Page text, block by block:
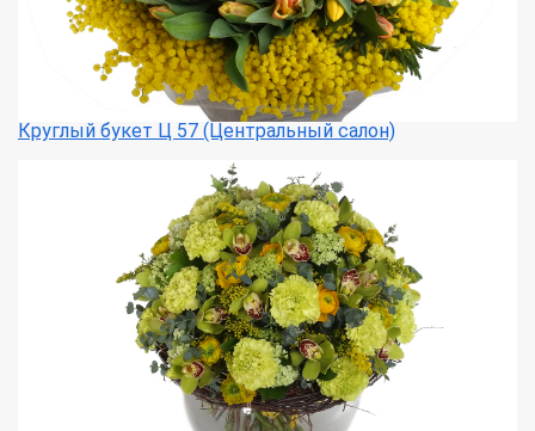
Круглый букет Ц 57 (Центральный салон)